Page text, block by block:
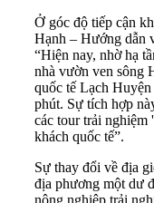
Ở góc độ tiếp cận
Hạnh – Hướng dẫn
“Hiện nay, nhờ hạ
nhà vườn ven sông
quốc tế Lạch
phút. Sự tích hợp
các tour trải nghiệm
khách quốc tế”.
Sự thay đổi về địa
địa phương một dư
nông nghiệp trải